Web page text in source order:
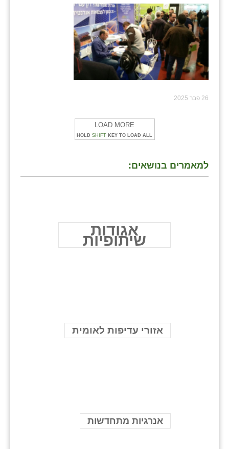
26 פבר 2025
LOAD MORE
HOLD SHIFT KEY TO LOAD ALL
למאמרים בנושאים:
אגודות
שיתופיות
אזורי עדיפות לאומית
אנרגיות מתחדשות